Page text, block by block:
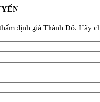
định giá Thành Đô. Hãy